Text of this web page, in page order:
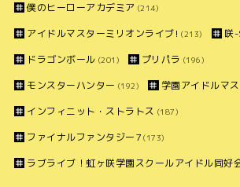
僕のヒーローアカデミア (214)
アイドルマスターミリオンライブ! (213) 咲
ドラゴンボール (201) プリパラ (196)
モンスターハンター (192) 学園アイドルマ
インフィニット・ストラトス (187)
ファイナルファンタジー7 (173)
ラブライブ！虹ヶ咲学園スクールアイドル同好